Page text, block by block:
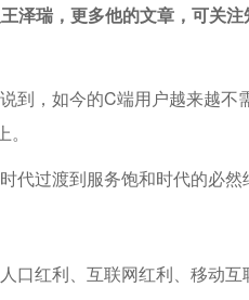
泽瑞，更多他的文章，可关注
说到，如今的C端用户越来越
代过渡到服务饱和时代的必然
口红利、互联网红利、移动互